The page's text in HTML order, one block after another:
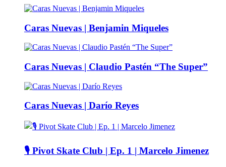
Caras Nuevas | Benjamin Miqueles
Caras Nuevas | Claudio Pastén “The Super”
Caras Nuevas | Darío Reyes
🎙️ Pivot Skate Club | Ep. 1 | Marcelo Jimenez